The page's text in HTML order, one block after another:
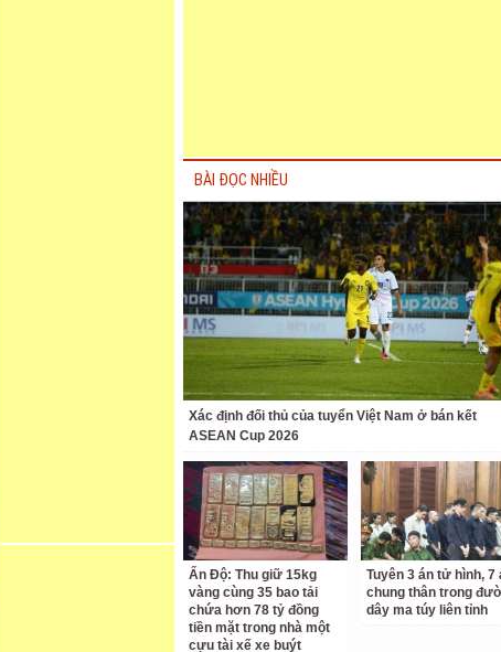
BÀI ĐỌC NHIỀU
Xác định đối thủ của tuyển Việt Nam ở bán kết
ASEAN Cup 2026
Ấn Độ: Thu giữ 15kg
vàng cùng 35 bao tải
chứa hơn 78 tỷ đồng
tiền mặt trong nhà một
cựu tài xế xe buýt
Tuyên 3 án tử hình, 7
chung thân trong
dây ma túy liên tỉnh